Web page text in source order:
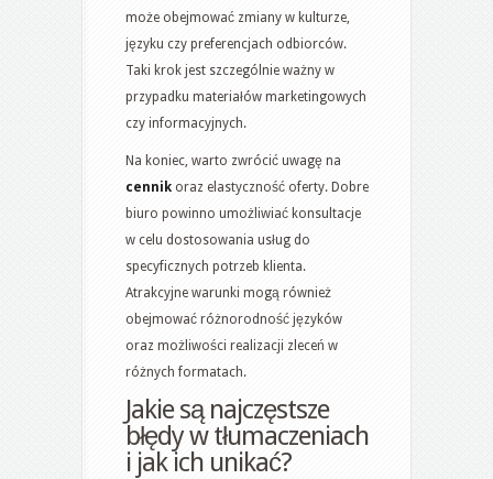
może obejmować zmiany w kulturze,
języku czy preferencjach odbiorców.
Taki krok jest szczególnie ważny w
przypadku materiałów marketingowych
czy informacyjnych.
Na koniec, warto zwrócić uwagę na
cennik oraz elastyczność oferty. Dobre
biuro powinno umożliwiać konsultacje
w celu dostosowania usług do
specyficznych potrzeb klienta.
Atrakcyjne warunki mogą również
obejmować różnorodność języków
oraz możliwości realizacji zleceń w
różnych formatach.
Jakie są najczęstsze
błędy w tłumaczeniach
i jak ich unikać?